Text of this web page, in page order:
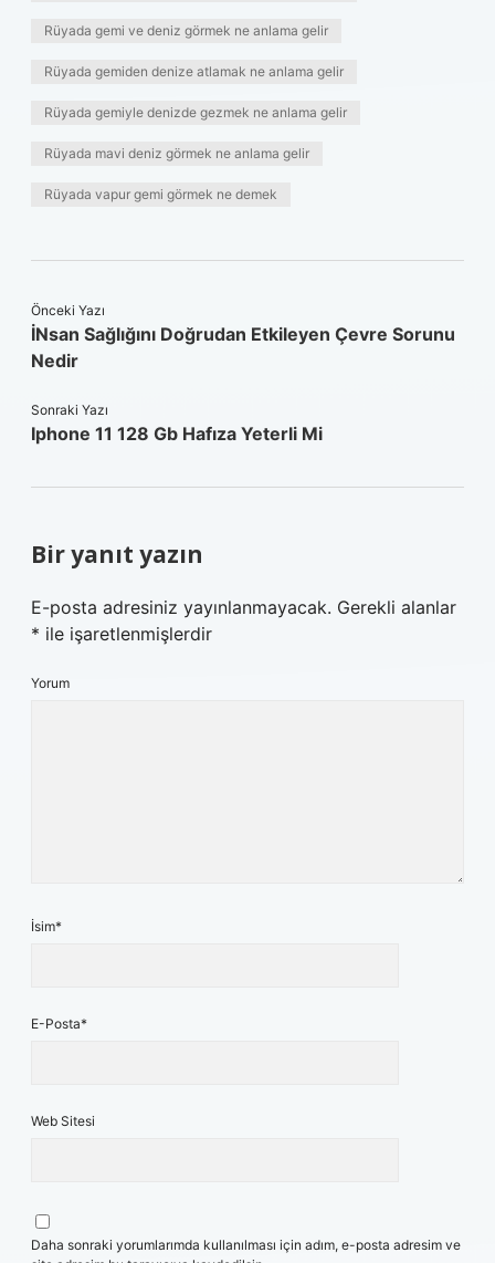
Rüyada gemi ve deniz görmek ne anlama gelir
Rüyada gemiden denize atlamak ne anlama gelir
Rüyada gemiyle denizde gezmek ne anlama gelir
Rüyada mavi deniz görmek ne anlama gelir
Rüyada vapur gemi görmek ne demek
Önceki Yazı
İNsan Sağlığını Doğrudan Etkileyen Çevre Sorunu
Nedir
Sonraki Yazı
Iphone 11 128 Gb Hafıza Yeterli Mi
Bir yanıt yazın
E-posta adresiniz yayınlanmayacak. Gerekli alanlar
* ile işaretlenmişlerdir
Yorum
İsim*
E-Posta*
Web Sitesi
Daha sonraki yorumlarımda kullanılması için adım, e-posta adresim ve